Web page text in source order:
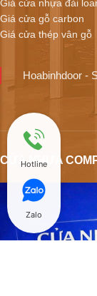
Giá cửa nhựa đài
Giá cửa gỗ carbon
Giá cửa thép vân gỗ
Hoabinhdoor -
CỬA NHỰA
Hotline
Zalo